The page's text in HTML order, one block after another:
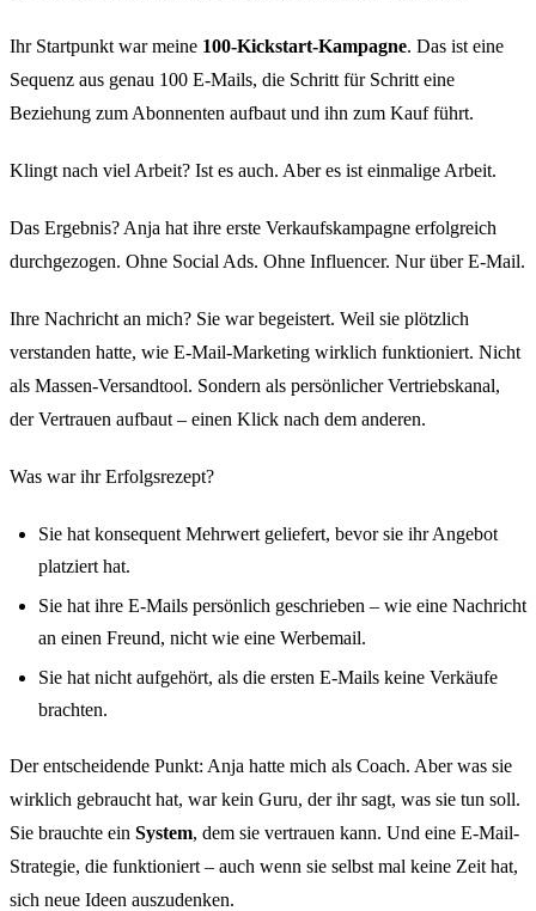
Ihr Startpunkt war meine 100-Kickstart-Kampagne. Das ist eine
Sequenz aus genau 100 E-Mails, die Schritt für Schritt eine
Beziehung zum Abonnenten aufbaut und ihn zum Kauf führt.
Klingt nach viel Arbeit? Ist es auch. Aber es ist einmalige Arbeit.
Das Ergebnis? Anja hat ihre erste Verkaufskampagne erfolgreich
durchgezogen. Ohne Social Ads. Ohne Influencer. Nur über E-Mail.
Ihre Nachricht an mich? Sie war begeistert. Weil sie plötzlich
verstanden hatte, wie E-Mail-Marketing wirklich funktioniert. Nicht
als Massen-Versandtool. Sondern als persönlicher Vertriebskanal,
der Vertrauen aufbaut – einen Klick nach dem anderen.
Was war ihr Erfolgsrezept?
Sie hat konsequent Mehrwert geliefert, bevor sie ihr Angebot
platziert hat.
Sie hat ihre E-Mails persönlich geschrieben – wie eine Nachricht
an einen Freund, nicht wie eine Werbemail.
Sie hat nicht aufgehört, als die ersten E-Mails keine Verkäufe
brachten.
Der entscheidende Punkt: Anja hatte mich als Coach. Aber was sie
wirklich gebraucht hat, war kein Guru, der ihr sagt, was sie tun soll.
Sie brauchte ein System, dem sie vertrauen kann. Und eine E-Mail-
Strategie, die funktioniert – auch wenn sie selbst mal keine Zeit hat,
sich neue Ideen auszudenken.